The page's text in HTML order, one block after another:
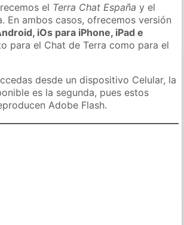
el Terra Chat España y el
En ambos casos, ofrecemos versión
iOs para iPhone, iPad e
para el Chat de Terra como para el
desde un dispositivo Celular, la
es la segunda, pues estos
Adobe Flash.